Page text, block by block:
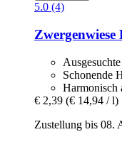
5.0 (4)
Zwergenwiese
Schonende
Harmonisch
€ 2,39 (€ 14,94 / l)
Zustellung bis 08.